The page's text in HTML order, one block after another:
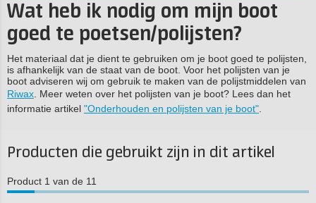
Wat heb ik nodig om mijn boot
goed te poetsen/polijsten?
Het materiaal dat je dient te gebruiken om je boot goed te polijsten,
is afhankelijk van de staat van de boot. Voor het polijsten van je
boot adviseren wij om gebruik te maken van de polijstmiddelen van
Riwax . Meer weten over het polijsten van je boot? Lees dan het
informatie artikel "Onderhouden en polijsten van je boot"
Producten die gebruikt zijn in dit artikel
Product 1 van de 11